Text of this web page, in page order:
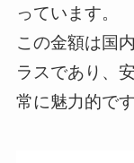
っています。
この金額は国
ラスであり、
常に魅力的です